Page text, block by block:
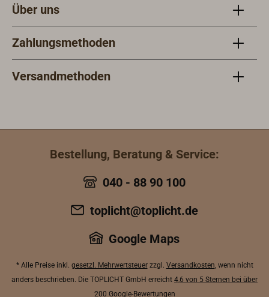
Über uns
Zahlungsmethoden
Versandmethoden
Bestellung, Beratung & Service:
040 - 88 90 100
toplicht@toplicht.de
Google Maps
* Alle Preise inkl. gesetzl. Mehrwertsteuerzzgl. Versandkosten, wenn nicht
anders beschrieben. Die TOPLICHT GmbH erreicht 4,6 von 5 Sternen bei über
200 Google-Bewertungen